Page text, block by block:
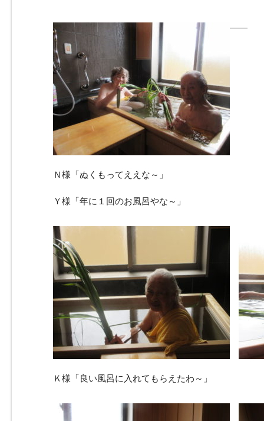
Ｎ様「ぬくもってええな～」
Ｙ様「年に１回のお風呂やな～」
Ｋ様「良い風呂に入れてもらえたわ～」